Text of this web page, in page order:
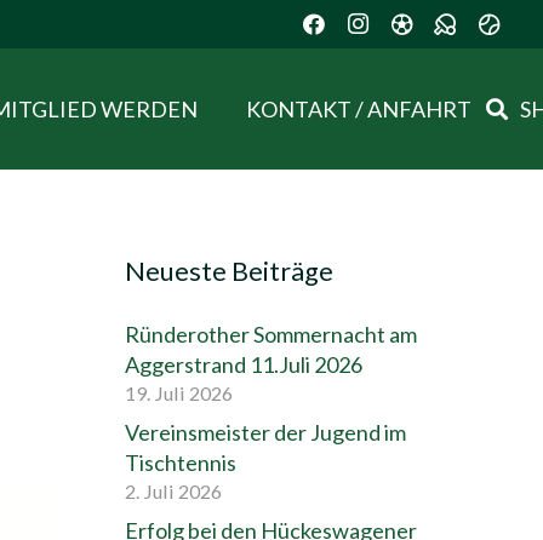
WERDEN KONTAKT / ANFAHRT
Neueste Beiträge
Ründerother Sommernacht am
Aggerstrand 11.Juli 2026
19. Juli 2026
Vereinsmeister der Jugend im
Tischtennis
2. Juli 2026
Erfolg bei den Hückeswagener